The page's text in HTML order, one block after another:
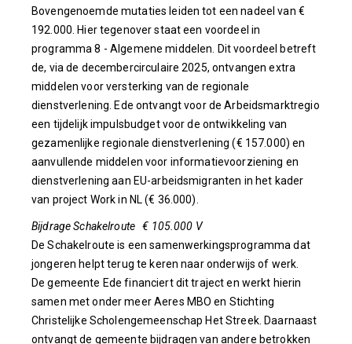
Bovengenoemde mutaties leiden tot een nadeel van €
192.000. Hier tegenover staat een voordeel in
programma 8 - Algemene middelen. Dit voordeel betreft
de, via de decembercirculaire 2025, ontvangen extra
middelen voor versterking van de regionale
dienstverlening. Ede ontvangt voor de Arbeidsmarktregio
een tijdelijk impulsbudget voor de ontwikkeling van
gezamenlijke regionale dienstverlening (€ 157.000) en
aanvullende middelen voor informatievoorziening en
dienstverlening aan EU-arbeidsmigranten in het kader
van project Work in NL (€ 36.000).
Bijdrage Schakelroute € 105.000 V
De Schakelroute is een samenwerkingsprogramma dat
jongeren helpt terug te keren naar onderwijs of werk.
De gemeente Ede financiert dit traject en werkt hierin
samen met onder meer Aeres MBO en Stichting
Christelijke Scholengemeenschap Het Streek. Daarnaast
ontvangt de gemeente bijdragen van andere betrokken